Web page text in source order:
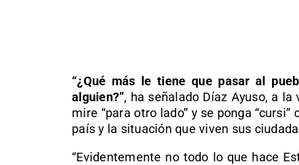
“¿Qué más le tiene que pasar al
alguien?”, ha señalado Díaz Ayuso, a
mire “para otro lado” y se ponga
país y la situación que viven sus
“Evidentemente no todo lo que hace